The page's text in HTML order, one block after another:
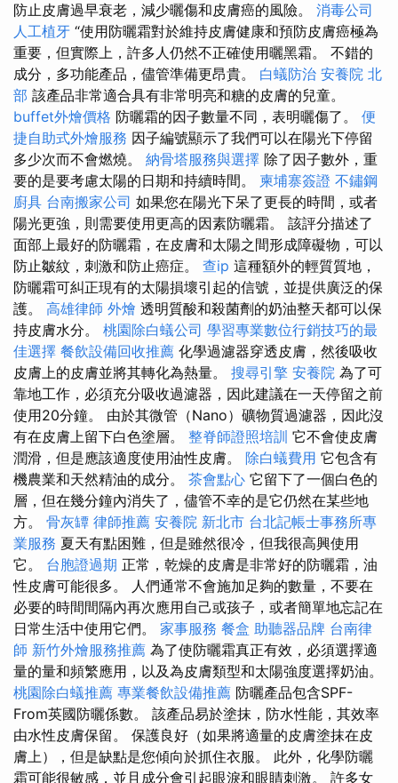
防止皮膚過早衰老，減少曬傷和皮膚癌的風險。 消毒公司
人工植牙 “使用防曬霜對於維持皮膚健康和預防皮膚癌極為
重要，但實際上，許多人仍然不正確使用曬黑霜。 不錯的
成分，多功能產品，儘管準備更昂貴。 白蟻防治 安養院 北
部 該產品非常適合具有非常明亮和糖的皮膚的兒童。
buffet外燴價格 防曬霜的因子數量不同，表明曬傷了。 便
捷自助式外燴服務 因子編號顯示了我們可以在陽光下停留
多少次而不會燃燒。 納骨塔服務與選擇 除了因子數外，重
要的是要考慮太陽的日期和持續時間。 柬埔寨簽證 不鏽鋼
廚具 台南搬家公司 如果您在陽光下呆了更長的時間，或者
陽光更強，則需要使用更高的因素防曬霜。 該評分描述了
面部上最好的防曬霜，在皮膚和太陽之間形成障礙物，可以
防止皺紋，刺激和防止癌症。 查ip 這種額外的輕質質地，
防曬霜可糾正現有的太陽損壞引起的信號，並提供廣泛的保
護。 高雄律師 外燴 透明質酸和殺菌劑的奶油整天都可以保
持皮膚水分。 桃園除白蟻公司 學習專業數位行銷技巧的最
佳選擇 餐飲設備回收推薦 化學過濾器穿透皮膚，然後吸收
皮膚上的皮膚並將其轉化為熱量。 搜尋引擎 安養院 為了可
靠地工作，必須充分吸收過濾器，因此建議在一天停留之前
使用20分鐘。 由於其微管（Nano）礦物質過濾器，因此沒
有在皮膚上留下白色塗層。 整脊師證照培訓 它不會使皮膚
潤滑，但是應該適度使用油性皮膚。 除白蟻費用 它包含有
機農業和天然精油的成分。 茶會點心 它留下了一個白色的
層，但在幾分鐘內消失了，儘管不幸的是它仍然在某些地
方。 骨灰罈 律師推薦 安養院 新北市 台北記帳士事務所專
業服務 夏天有點困難，但是雖然很冷，但我很高興使用
它。 台胞證過期 正常，乾燥的皮膚是非常好的防曬霜，油
性皮膚可能很多。 人們通常不會施加足夠的數量，不要在
必要的時間間隔內再次應用自己或孩子，或者簡單地忘記在
日常生活中使用它們。 家事服務 餐盒 助聽器品牌 台南律
師 新竹外燴服務推薦 為了使防曬霜真正有效，必須選擇適
量的量和頻繁應用，以及為皮膚類型和太陽強度選擇奶油。
桃園除白蟻推薦 專業餐飲設備推薦 防曬產品包含SPF-
From英國防曬係數。 該產品易於塗抹，防水性能，其效率
由水性皮膚保留。 保護良好（如果將適量的皮膚塗抹在皮
膚上），但是缺點是您傾向於抓住衣服。 此外，化學防曬
霜可能很敏感，並且成分會引起眼淚和眼睛刺激。 許多女